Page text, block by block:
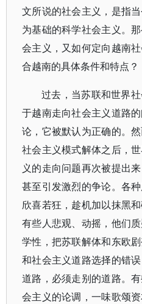
文所说的社会主义，是指
为基础的科学社会主义。
会主义，又如何定向越南
合越南的具体条件和特点？
过去，当苏联和世界
于越南走向社会主义道路
论，它被默认为正确的。
社会主义模式解体之后，
义的走向问题再次被提出
甚至引发激烈的争论。各
欣喜若狂，趁机加以抹黑
有些人悲观、动摇，他们
学性，把苏联解体和东欧
和社会主义道路选择的错
道路，必须走别的道路。
会主义的论调，一味歌颂